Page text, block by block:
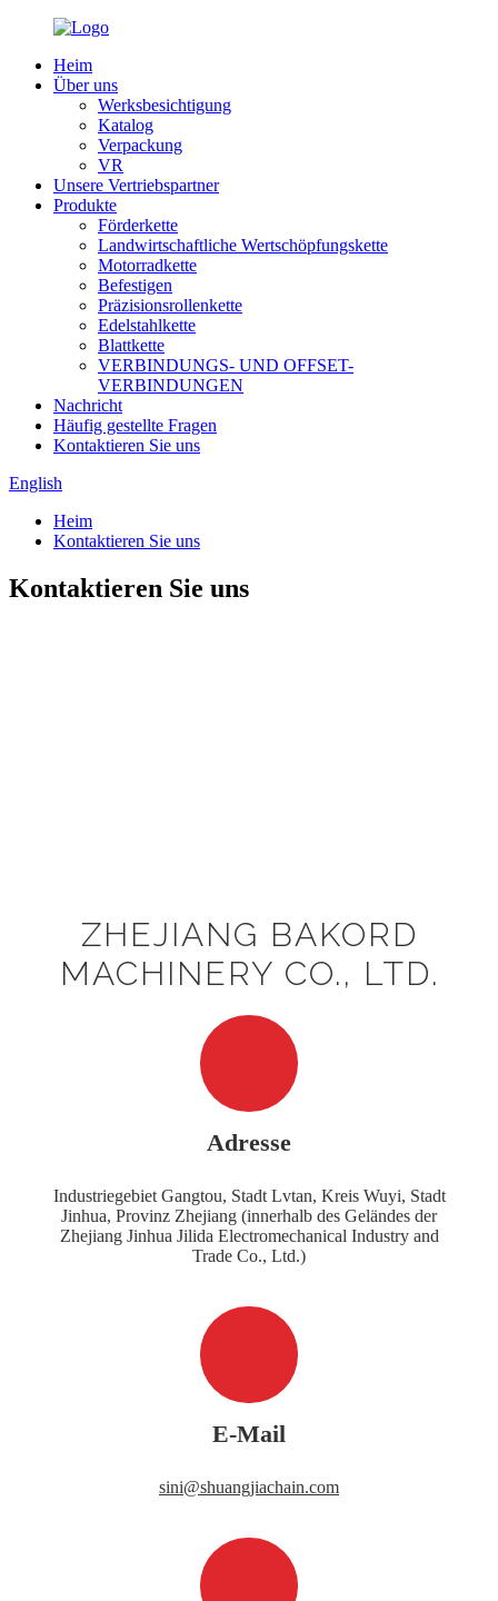
Heim
Über uns
Werksbesichtigung
Katalog
Verpackung
VR
Unsere Vertriebspartner
Produkte
Förderkette
Landwirtschaftliche Wertschöpfungskette
Motorradkette
Befestigen
Präzisionsrollenkette
Edelstahlkette
Blattkette
VERBINDUNGS- UND OFFSET-
VERBINDUNGEN
Nachricht
Häufig gestellte Fragen
Kontaktieren Sie uns
English
Heim
Kontaktieren Sie uns
Kontaktieren Sie uns
ZHEJIANG BAKORD
MACHINERY CO., LTD.
Adresse
Industriegebiet Gangtou, Stadt Lvtan, Kreis Wuyi, Stadt
Jinhua, Provinz Zhejiang (innerhalb des Geländes der
Zhejiang Jinhua Jilida Electromechanical Industry and
Trade Co., Ltd.)
E-Mail
sini@shuangjiachain.com